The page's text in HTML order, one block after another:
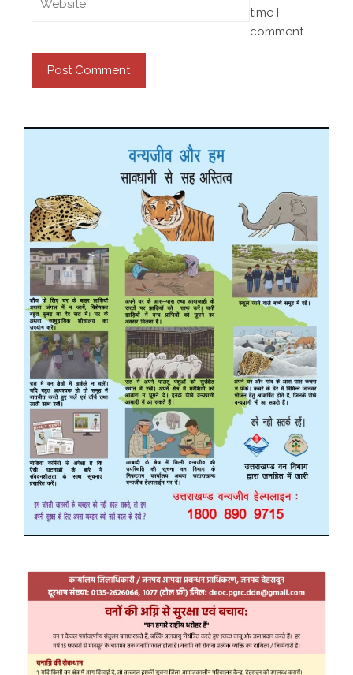
time I
comment.